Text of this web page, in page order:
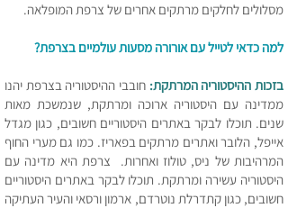
מסלולים לחלקים מרתקים אחרים של צרפת המופלאה.
למה כדאי לטייל עם אורורה מסעות עולמיים בצרפת?
בזכות ההיסטוריה המרתקת: חובבי ההיסטוריה בצרפת יהנו
ממדינה עם היסטוריה ארוכה ומרתקת, שנמשכת מאות
שנים. תוכלו לבקר באתרים היסטוריים חשובים, כגון מגדל
אייפל, הלובר ואתרים מרתקים בפאריז. כמו גם מערי החוף
המרהיבות של ניס, טולוז ואחרות. צרפת היא מדינה עם
היסטוריה עשירה ומרתקת. תוכלו לבקר באתרים היסטוריים
חשובים, כגון קתדרלת נוטרדם, ארמון ורסאי והעיר העתיקה